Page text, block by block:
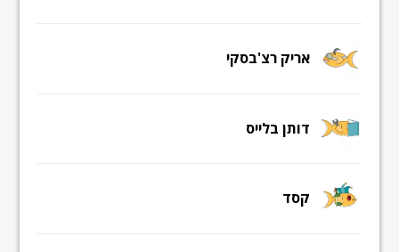
אריק רצ'בסקי
דותן בלייס
קסד